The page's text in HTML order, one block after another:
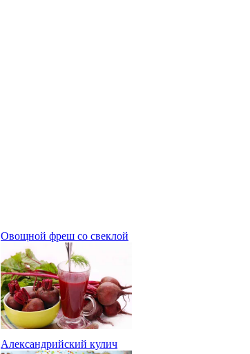
Овощной фреш со свеклой
Александрийский кулич